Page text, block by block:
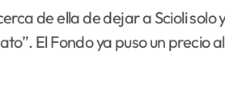
El Fondo ya puso un precio al